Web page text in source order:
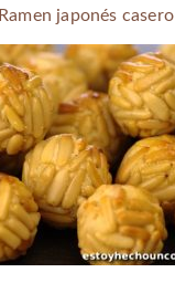
Ramen japonés casero